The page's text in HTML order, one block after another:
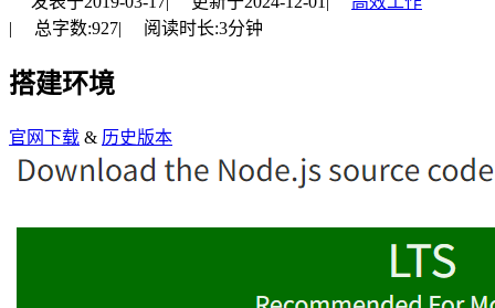
|
总字数:927| 阅读时长:3分钟
搭建环境
官网下载 & 历史版本